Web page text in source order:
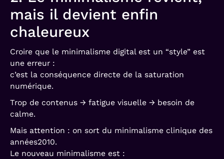
mais il devient enfin
chaleureux
Croire que le minimalisme digital est un “style” est
une erreur :
c’est la conséquence directe de la saturation
numérique.
Trop de contenus → fatigue visuelle → besoin de
calme.
Mais attention : on sort du minimalisme clinique des
années2010.
Le nouveau minimalisme est :